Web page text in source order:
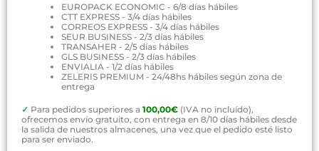
EUROPACK ECONOMIC - 6/8 días hábiles
CTT EXPRESS - 3/4 días hábiles
CORREOS EXPRESS - 3/4 días hábiles
SEUR BUSINESS - 2/3 días hábiles
TRANSAHER - 2/5 días hábiles
GLS BUSINESS - 2/3 días hábiles
ENVIALIA - 1/2 días hábiles
ZELERIS PREMIUM - 24/48hs hábiles según zona de
entrega
✓ Para pedidos superiores a 100,00€ (IVA no incluído),
ofrecemos envío gratuito, con entrega en 8/10 días hábiles desde
la salida de nuestros almacenes, una vez que el pedido esté listo
para ser enviado.